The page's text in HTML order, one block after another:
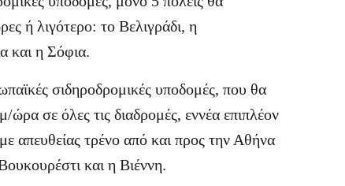
ή λιγότερο: το Βελιγράδι, η
και η Σόφια.
σιδηροδρομικές υποδομές, που θα
σε όλες τις διαδρομές, εννέα επιπλέον
απευθείας τρένο από και προς την Αθήνα
και η Βιέννη.